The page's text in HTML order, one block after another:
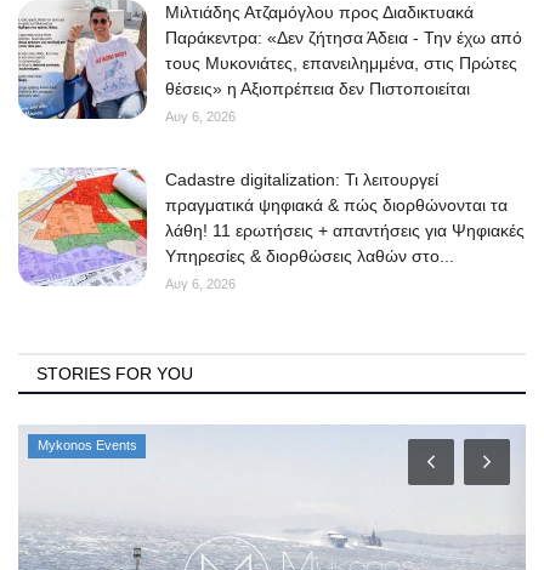
Μιλτιάδης Ατζαμόγλου προς Διαδικτυακά
Παράκεντρα: «Δεν ζήτησα Άδεια - Την έχω από
τους Μυκονιάτες, επανειλημμένα, στις Πρώτες
θέσεις» η Αξιοπρέπεια δεν Πιστοποιείται
Αυγ 6, 2026
Cadastre digitalization: Τι λειτουργεί
πραγματικά ψηφιακά & πώς διορθώνονται τα
λάθη! 11 ερωτήσεις + απαντήσεις για Ψηφιακές
Υπηρεσίες & διορθώσεις λαθών στο...
Αυγ 6, 2026
STORIES FOR YOU
Mykonos Events